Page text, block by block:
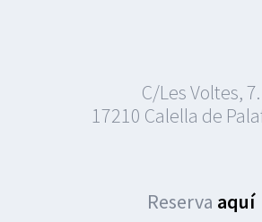
C/Les Voltes, 7.
17210 Calella de
Reserva aquí